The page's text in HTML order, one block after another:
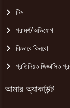
টিম
পরামর্শ/অভিযোগ
কিভাবে কিনবো
প্রতিনিয়ত জিজ্ঞাসিত
আমার অ্যাকাউন্ট